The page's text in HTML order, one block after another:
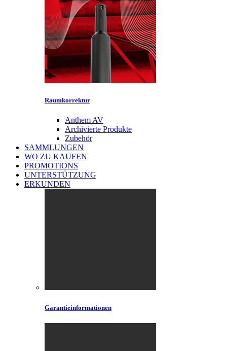
Raumkorrektur
Anthem AV
Archivierte Produkte
Zubehör
SAMMLUNGEN
WO ZU KAUFEN
PROMOTIONS
UNTERSTÜTZUNG
ERKUNDEN
Garantieinformationen